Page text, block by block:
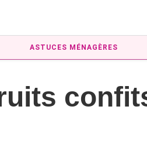
ASTUCES MÉNAGÈRES